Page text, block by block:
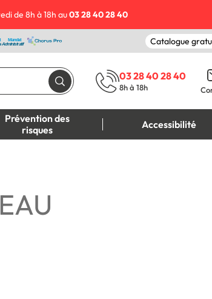
de 8h à 18h au03 28 40 28 40
Catalogue
03 28 40 28 40
8h à 18h
Prévention des
risques
Accessibilité